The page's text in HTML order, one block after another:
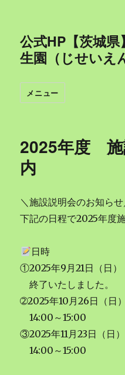
公式HP【茨城
生園（じせいえ
メニュー
2025年度 施
内
＼施設説明会のお知らせ
下記の日程で2025年度
日時
①2025年9月21日（日）
終了いたしました。
➁2025年10月26日（日）
14:00～15:00
③2025年11月23日（日）
14:00～15:00